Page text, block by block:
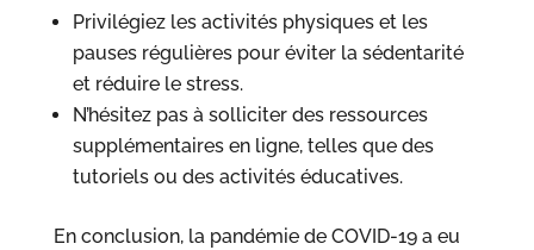
Privilégiez les activités physiques et les
pauses régulières pour éviter la sédentarité
et réduire le stress.
N’hésitez pas à solliciter des ressources
supplémentaires en ligne, telles que des
tutoriels ou des activités éducatives.
En conclusion, la pandémie de COVID-19 a eu